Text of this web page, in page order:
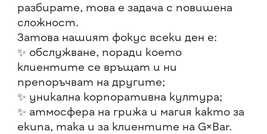
разбирате, това е задача с повишена
сложност.
Затова нашият фокус всеки ден е:
✨ обслужване, поради което
клиентите се връщат и ни
препоръчват на другите;
✨ уникална корпоративна култура;
✨ атмосфера на грижа и магия както за
екипа, така и за клиентите на G×Bar.